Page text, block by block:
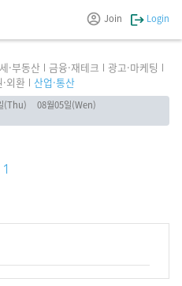
Join Login
·부동산 금융·재테크
광고·마케팅
·외환 산업·통산
(Thu)
08월05일(Wen)
1